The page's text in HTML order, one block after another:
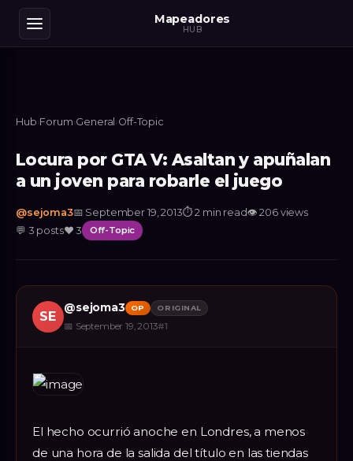
Mapeadores
HUB
Hub›Forum›General ›Off-Topic
Locura por GTA V: Asaltan y apuñalan
a un joven para robarle el juego
@sejoma3📅 September 19, 2013⏱2 min read👁206 views
💬 3 posts❤️3 Off-Topic
SE
@sejoma3 OP ORIGINAL
📅 September 19, 2013#1
El hecho ocurrió anoche en Londres, a menos
de una hora de la salida del título en las tiendas